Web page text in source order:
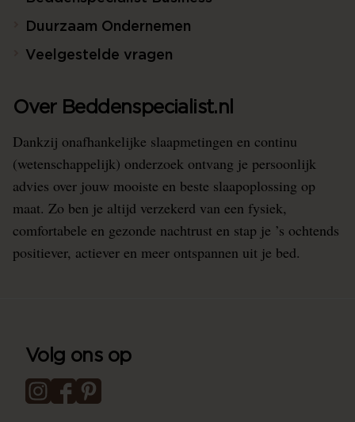
Duurzaam Ondernemen
Veelgestelde vragen
Over Beddenspecialist.nl
Dankzij onafhankelijke slaapmetingen en continu
(wetenschappelijk) onderzoek ontvang je persoonlijk
advies over jouw mooiste en beste slaapoplossing op
maat. Zo ben je altijd verzekerd van een fysiek,
comfortabele en gezonde nachtrust en stap je ’s ochtends
positiever, actiever en meer ontspannen uit je bed.
Volg ons op